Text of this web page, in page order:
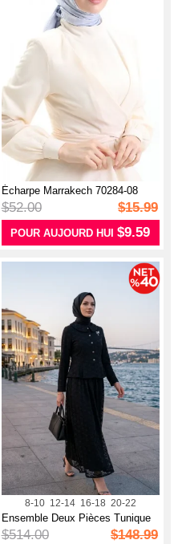
Écharpe Marrakech 70284-08
Bleu Béb...
$52.00 $15.99
POUR AUJOURD HUI$9.59
8-10 12-14 16-18 20-22
Ensemble Deux Pièces Tunique
Et Jup...
$514.00 $148.99